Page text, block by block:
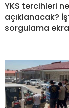
YKS tercihleri
açıklanacak?
sorgulama